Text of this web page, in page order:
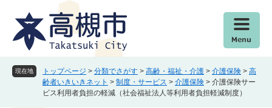
現在地 トップページ > 分類でさがす > 高齢・福祉・介護 > 介護保険 > 高
齢者いきいきネット > 制度・サービス > 介護保険 > 介護保険サー
ビス利用者負担の軽減（社会福祉法人等利用者負担軽減制度）